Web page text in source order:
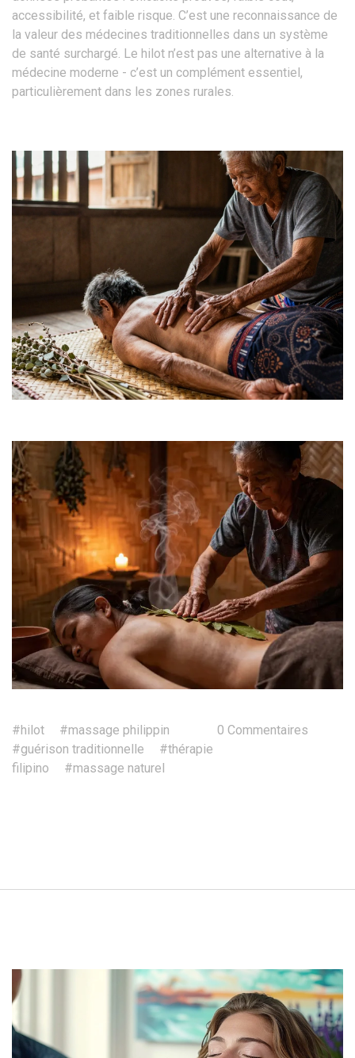
accessibilité, et faible risque. C’est une reconnaissance de
la valeur des médecines traditionnelles dans un système
de santé surchargé. Le hilot n’est pas une alternative à la
médecine moderne - c’est un complément essentiel,
particulièrement dans les zones rurales.
#hilot
#massage philippin
#guérison traditionnelle
#thérapie
filipino
#massage naturel
0 Commentaires